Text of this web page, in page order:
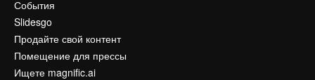
События
Slidesgo
Продайте свой контент
Помещение для прессы
Ищете magnific.ai